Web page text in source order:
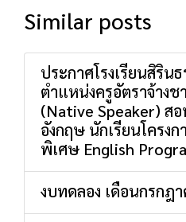
Similar posts
ประกาศโรงเรียนสิริน
ตำแหน่งครูอัตราจ้างช
(Native Speaker) ส
อังกฤษ นักเรียนโครงก
พิเศษ English
งบทดลอง เดือนกรกฎ